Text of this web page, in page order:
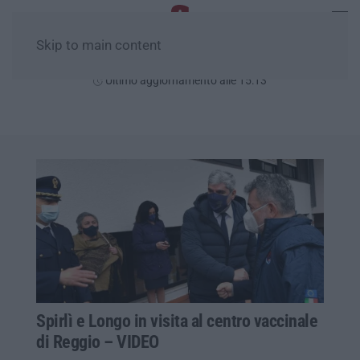
Skip to main content
Ultimo aggiornamento alle 15:13
Spirlì e Longo in visita al centro vaccinale
di Reggio – VIDEO